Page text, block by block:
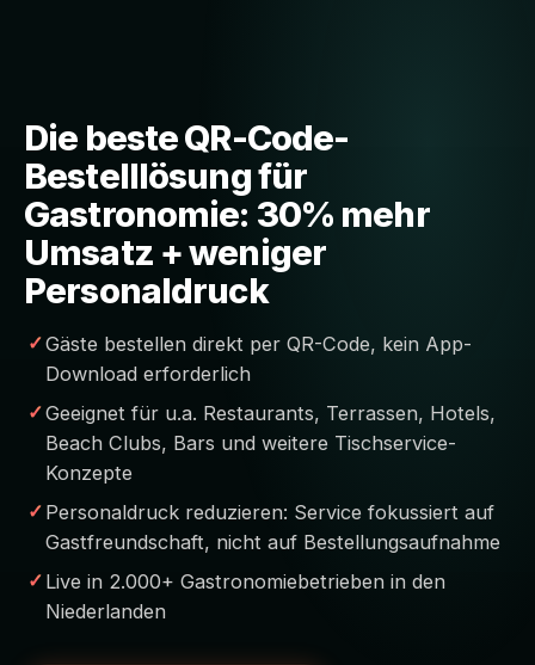
Die beste QR-Code-
Bestelllösung für
Gastronomie: 30% mehr
Umsatz + weniger
Personaldruck
Gäste bestellen direkt per QR-Code, kein App-
Download erforderlich
Geeignet für u.a. Restaurants, Terrassen, Hotels,
Beach Clubs, Bars und weitere Tischservice-
Konzepte
Personaldruck reduzieren: Service fokussiert auf
Gastfreundschaft, nicht auf Bestellungsaufnahme
Live in 2.000+ Gastronomiebetrieben in den
Niederlanden